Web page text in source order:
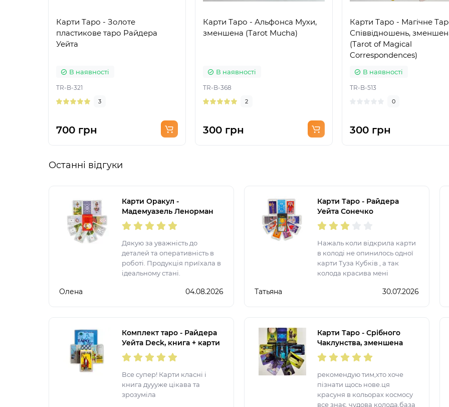
Карти Таро - Золоте
пластикове таро Райдера
Уейта
В наявності
TR-B-321
3
700 грн
Карти Таро - Альфонса Мухи,
зменшена (Tarot Mucha)
В наявності
TR-B-368
2
300 грн
Карти Таро - Магічне
Співвідношень,
(Tarot of Magical
Correspondences)
В наявності
TR-B-513
0
300 грн
Останні відгуки
Карти Оракул -
Мадемуазель Ленорман
Дякую за уважність до
деталей та оперативність в
роботі. Продукція приїхала в
ідеальному стані.
Олена 04.08.2026
Карти Таро - Райдера
Уейта Сонечко
(Українська версія)
Нажаль коли відкрила карти
в колоді не опинилось одної
карти Туза Кубків , а так
колода красива мені
Татьяна 30.07.2026
Комплект таро - Райдера
Уейта Deck, книга + карти
Все супер! Карти класні і
книга дуууже цікава та
зрозуміла
Карти Таро - Срібного
Чаклунства, зменшена
(Silver Witchcraft Tarot)
рекомендую тим,хто хоче
пізнати щось нове.ця
красуня в кольорах космосу
все знає. чудова колода,база